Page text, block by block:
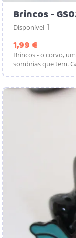
Brincos -
Disponível 1
1,99 €
Brincos - o corvo,
sombrias que tem.